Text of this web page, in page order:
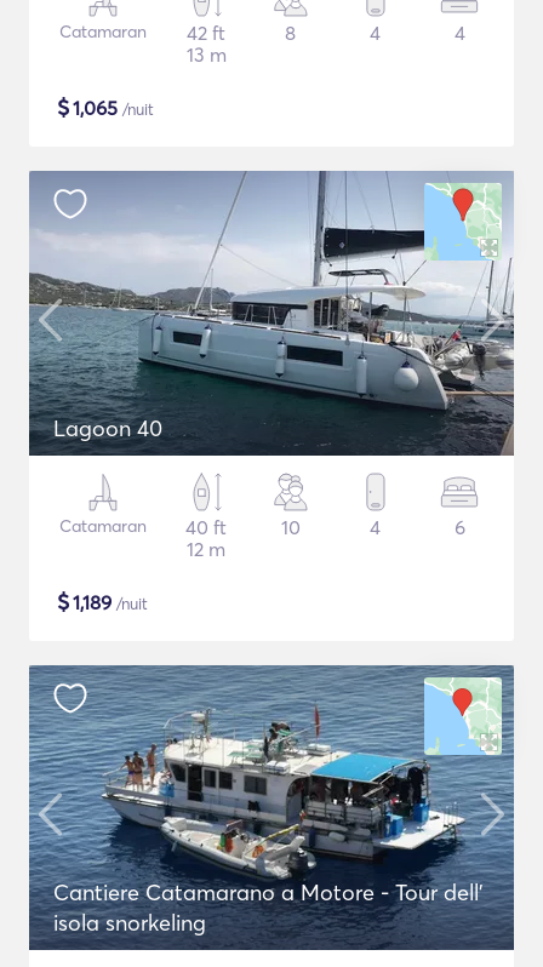
Catamaran
42 ft
13 m
8 4 4
$1,065 /nuit
Lagoon 40
Catamaran
40 ft
12 m
10 4 6
$1,189 /nuit
Cantiere Catamarano a Motore - Tour dell'
isola snorkeling